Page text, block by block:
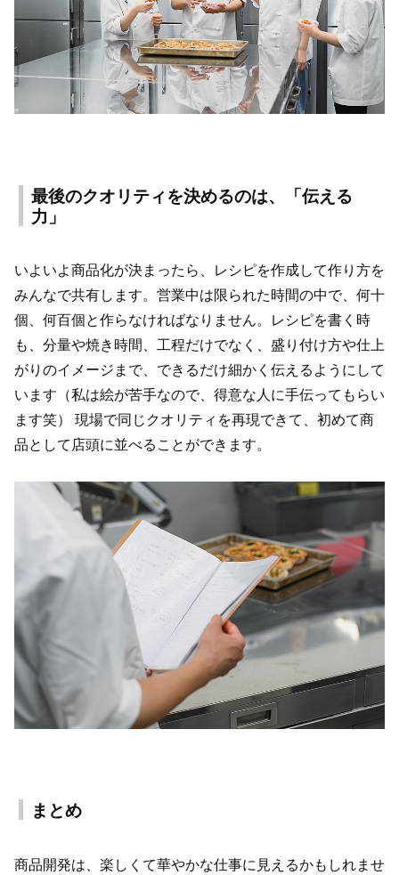
最後のクオリティを決めるのは、「伝える
力」
いよいよ商品化が決まったら、レシピを作成して作り方を
みんなで共有します。営業中は限られた時間の中で、何十
個、何百個と作らなければなりません。レシピを書く時
も、分量や焼き時間、工程だけでなく、盛り付け方や仕上
がりのイメージまで、できるだけ細かく伝えるようにして
います（私は絵が苦手なので、得意な人に手伝ってもらい
ます笑） 現場で同じクオリティを再現できて、初めて商
品として店頭に並べることができます。
まとめ
商品開発は、楽しくて華やかな仕事に見えるかもしれませ